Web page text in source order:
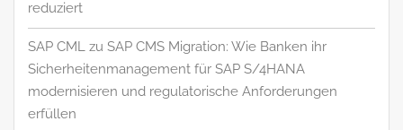
reduziert
SAP CML zu SAP CMS Migration: Wie Banken ihr
Sicherheitenmanagement für SAP S/4HANA
modernisieren und regulatorische Anforderungen
erfüllen